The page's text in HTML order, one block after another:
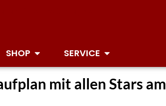
SHOP SERVICE
mit allen Stars am